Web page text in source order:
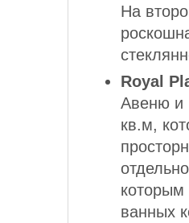
На
Royal
Авеню и
кв.м,
которым
ванных